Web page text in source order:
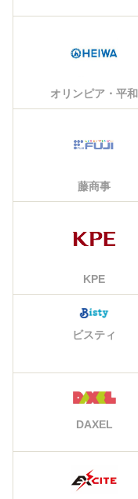
オリンピア・平和
藤商事
KPE
ビスティ
DAXEL